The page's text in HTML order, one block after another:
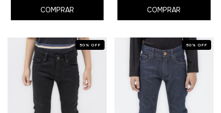
COMPRAR COMPRAR
50 % OFF 50 % OFF